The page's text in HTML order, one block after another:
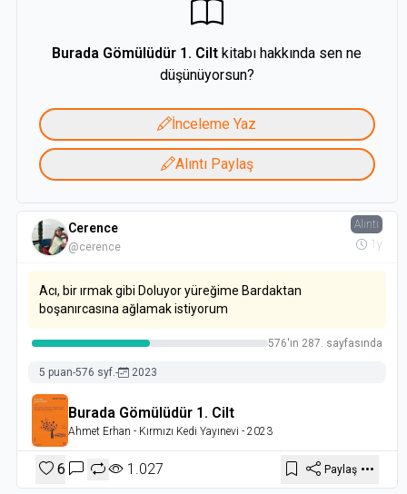
Burada Gömülüdür 1. Cilt kitabı hakkında sen ne
düşünüyorsun?
İnceleme Yaz
Alıntı Paylaş
Cerence
@cerence
Alıntı
1y
Acı, bir ırmak gibi Doluyor yüreğime Bardaktan
boşanırcasına ağlamak istiyorum
576'ın 287. sayfasında
5 puan-576 syf.- 2023
Burada Gömülüdür 1. Cilt
Ahmet Erhan - Kırmızı Kedi Yayınevi - 2023
6 1.027 Paylaş